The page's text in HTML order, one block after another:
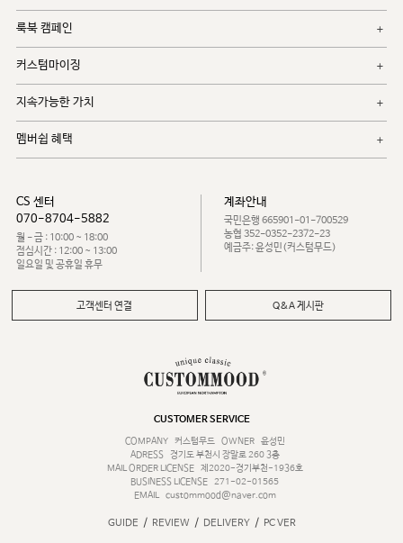
룩북 캠페인
커스텀마이징
지속가능한 가치
멤버쉽 혜택
CS 센터
070-8704-5882
월 - 금 : 10:00 ~ 18:00
점심시간 : 12:00 ~ 13:00
일요일 및 공휴일 휴무
계좌안내
국민은행 665901-01-700529
농협 352-0352-2372-23
예금주: 윤성민(커스텀무드)
고객센터 연결 Q&A 게시판
CUSTOMER SERVICE
COMPANY
커스텀무드 OWNER
윤성민
ADRESS
경기도 부천시 장말로 260 3층
MAIL ORDER LICENSE
제2020-경기부천-1936호
BUSINESS LICENSE 271-02-01565
EMAIL
custommood@naver.com
GUIDE / REVIEW / DELIVERY / PC VER